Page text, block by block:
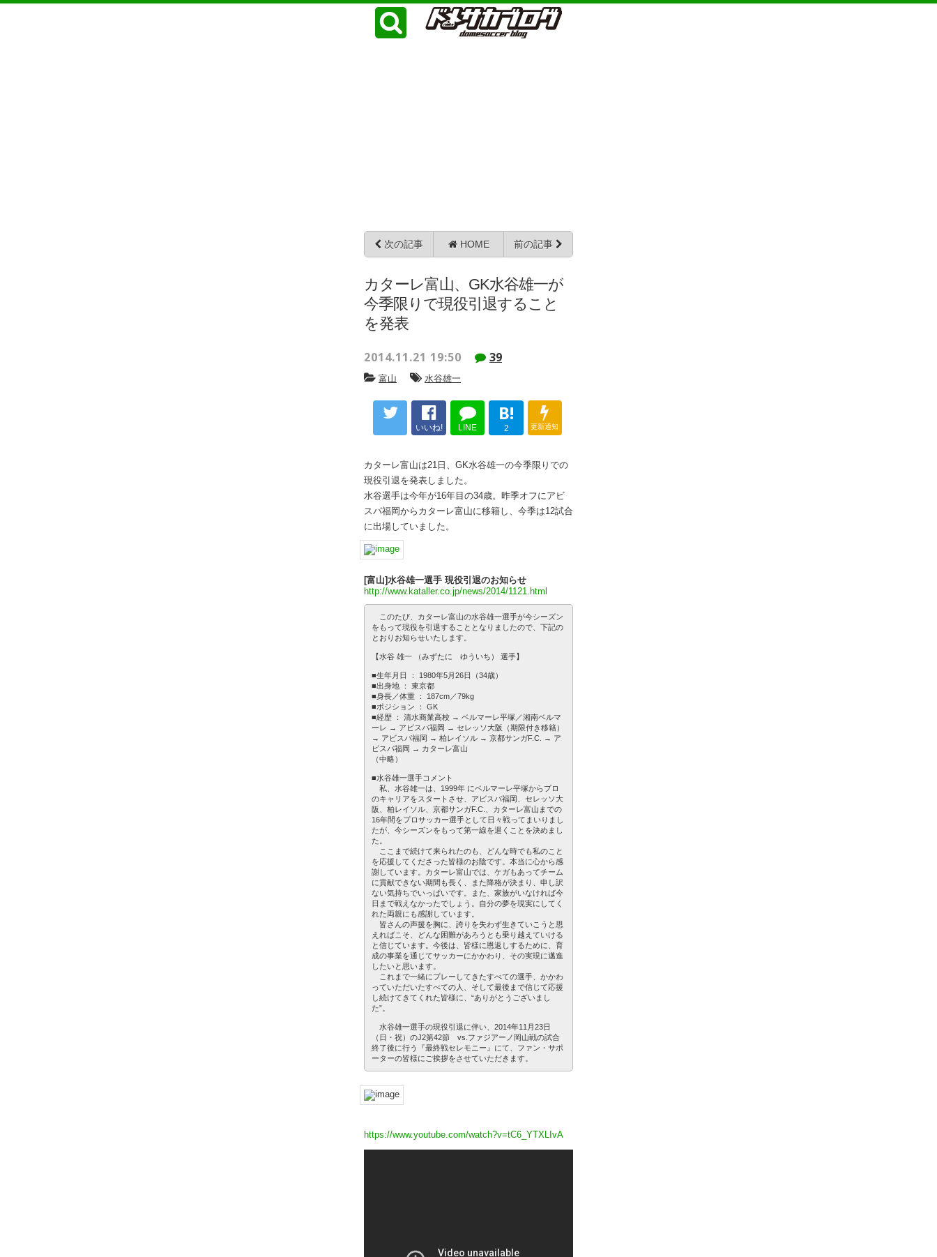
次の記事 HOME 前の記事
カターレ富山、GK水谷雄一が
今季限りで現役引退すること
を発表
2014.11.21 19:50 39
富山 水谷雄一
いいね! LINE
B!
2 更新通知
カターレ富山は21日、GK水谷雄一の今季限りでの
現役引退を発表しました。
水谷選手は今年が16年目の34歳。昨季オフにアビ
スパ福岡からカターレ富山に移籍し、今季は12試合
に出場していました。
[富山]水谷雄一選手 現役引退のお知らせ
http://www.kataller.co.jp/news/2014/1121.html
このたび、カターレ富山の水谷雄一選手が今シーズン
をもって現役を引退することとなりましたので、下記の
とおりお知らせいたします。
【水谷 雄一 （みずたに ゆういち） 選手】
■生年月日 ： 1980年5月26日（34歳）
■出身地 ： 東京都
■身長／体重 ： 187cm／79kg
■ポジション ： GK
■経歴 ： 清水商業高校 → ベルマーレ平塚／湘南ベルマ
ーレ → アビスパ福岡 → セレッソ大阪（期限付き移籍）
→ アビスパ福岡 → 柏レイソル → 京都サンガF.C. → ア
ビスパ福岡 → カターレ富山
（中略）
■水谷雄一選手コメント
私、水谷雄一は、1999年 にベルマーレ平塚からプロ
のキャリアをスタートさせ、アビスパ福岡、セレッソ大
阪、柏レイソル、京都サンガF.C.、カターレ富山までの
16年間をプロサッカー選手として日々戦ってまいりまし
たが、今シーズンをもって第一線を退くことを決めまし
た。
ここまで続けて来られたのも、どんな時でも私のこと
を応援してくださった皆様のお陰です。本当に心から感
謝しています。カターレ富山では、ケガもあってチーム
に貢献できない期間も長く、また降格が決まり、申し訳
ない気持ちでいっぱいです。また、家族がいなければ今
日まで戦えなかったでしょう。自分の夢を現実にしてく
れた両親にも感謝しています。
皆さんの声援を胸に、誇りを失わず生きていこうと思
えればこそ、どんな困難があろうとも乗り越えていける
と信じています。今後は、皆様に恩返しするために、育
成の事業を通じてサッカーにかかわり、その実現に邁進
したいと思います。
これまで一緒にプレーしてきたすべての選手、かかわ
っていただいたすべての人、そして最後まで信じて応援
し続けてきてくれた皆様に、“ありがとうございまし
た”。
水谷雄一選手の現役引退に伴い、2014年11月23日
（日・祝）のJ2第42節 vs.ファジアーノ岡山戦の試合
終了後に行う『最終戦セレモニー』にて、ファン・サポ
ーターの皆様にご挨拶をさせていただきます。
https://www.youtube.com/watch?v=tC6_YTXLIvA